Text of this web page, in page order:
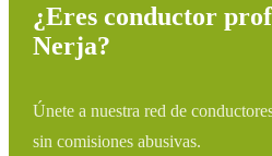
¿Eres conductor
Nerja?
Únete a nuestra red de
sin comisiones abusivas.